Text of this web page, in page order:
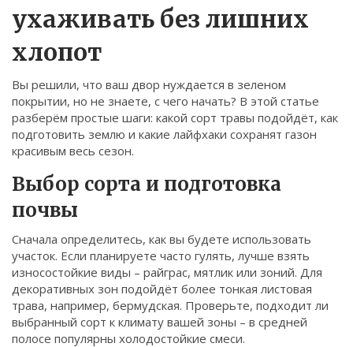
О нас
Условия использования
Политика конфиденциальности
ФЗ-152
Связаться
© 2026. Все права защищены.
ухаживать без лишних
хлопот
Вы решили, что ваш двор нуждается в зеленом
покрытии, но не знаете, с чего начать? В этой статье
разберём простые шаги: какой сорт травы подойдёт, как
подготовить землю и какие лайфхаки сохранят газон
красивым весь сезон.
Выбор сорта и подготовка
почвы
Сначала определитесь, как вы будете использовать
участок. Если планируете часто гулять, лучше взять
износостойкие виды – райграс, мятлик или зоний. Для
декоративных зон подойдёт более тонкая листовая
трава, например, бермудская. Проверьте, подходит ли
выбранный сорт к климату вашей зоны – в средней
полосе популярны холодостойкие смеси.